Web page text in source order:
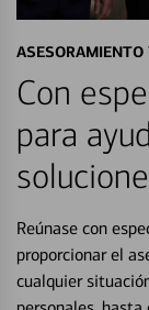
ASESORAMIENTO
Con
para
Reúnase con
proporcionar el
cualquier